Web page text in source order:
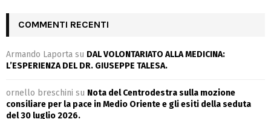
COMMENTI RECENTI
Armando Laporta su DAL VOLONTARIATO ALLA MEDICINA:
L’ESPERIENZA DEL DR. GIUSEPPE TALESA.
ornello breschini su Nota del Centrodestra sulla mozione
consiliare per la pace in Medio Oriente e gli esiti della seduta
del 30 luglio 2026.